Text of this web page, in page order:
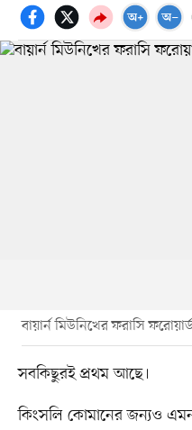
বায়ার্ন মিউনিখের ফরাসি
সবকিছুরই প্রথম আছে।
কিংসলি কোমানের জন্যও